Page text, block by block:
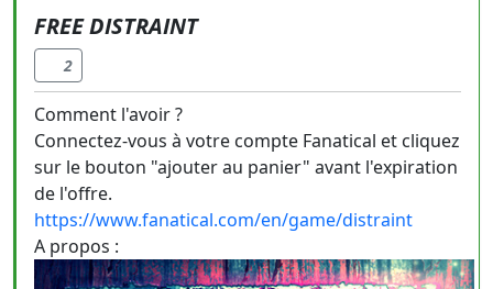
FREE DISTRAINT
2
Comment l'avoir ?
Connectez-vous à votre compte Fanatical et cliquez
sur le bouton "ajouter au panier" avant l'expiration
de l'offre.
https://www.fanatical.com/en/game/distraint
A propos :